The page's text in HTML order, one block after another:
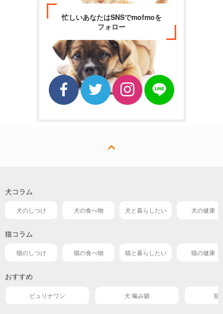
忙しいあなたはSNSでmofmoを
フォロー
犬コラム
犬のしつけ 犬の食べ物 犬と暮らしたい 犬の健康
猫コラム
猫のしつけ 猫の食べ物 猫と暮らしたい 猫の健康
おすすめ
ピュリナワン 犬 噛み癖 猫